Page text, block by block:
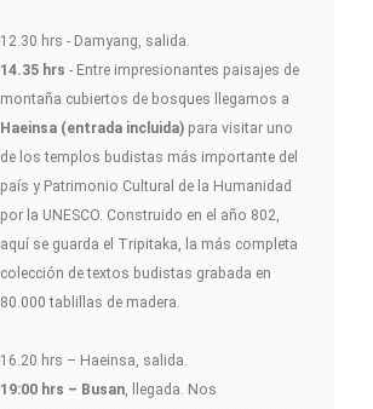
12.30 hrs - Damyang, salida.
14.35 hrs - Entre impresionantes paisajes de
montaña cubiertos de bosques llegamos a
Haeinsa (entrada incluida) para visitar uno
de los templos budistas más importante del
país y Patrimonio Cultural de la Humanidad
por la UNESCO. Construido en el año 802,
aquí se guarda el Tripitaka, la más completa
colección de textos budistas grabada en
80.000 tablillas de madera.
16.20 hrs – Haeinsa, salida.
19:00 hrs – Busan , llegada. Nos